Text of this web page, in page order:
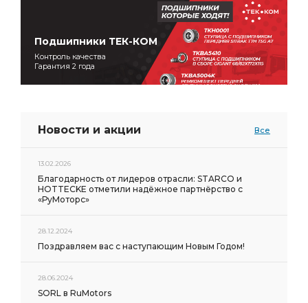
Подшипники ТЕК-КОМ
Контроль качества
Гарантия 2 года
Новости и акции Все
13.02.2026
Благодарность от лидеров отрасли: STARCO и
HOTTECKE отметили надёжное партнёрство с
«РуМоторс»
28.12.2024
Поздравляем вас с наступающим Новым Годом!
28.06.2024
SORL в RuMotors